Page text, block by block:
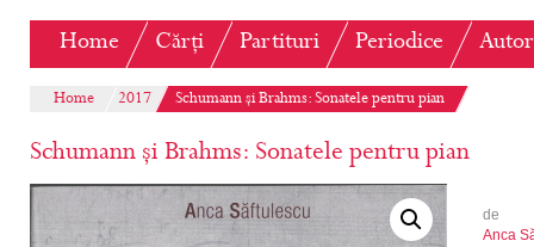
Home Cărți Partituri Periodice
Home 2017 Schumann și Brahms: Sonatele pentru pian
Schumann și Brahms: Sonatele pentru pian
de
Anca